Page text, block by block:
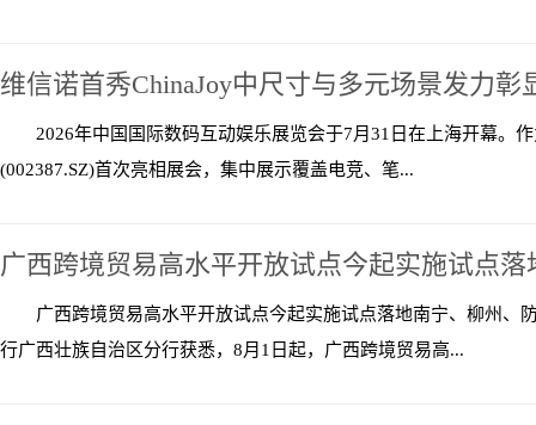
维信诺首秀ChinaJoy中尺寸与多元场景发力彰
2026年中国国际数码互动娱乐展览会于7月31日在上海开幕。
(002387.SZ)首次亮相展会，集中展示覆盖电竞、笔...
广西跨境贸易高水平开放试点今起实施试点
广西跨境贸易高水平开放试点今起实施试点落地南宁、柳州、
行广西壮族自治区分行获悉，8月1日起，广西跨境贸易高...